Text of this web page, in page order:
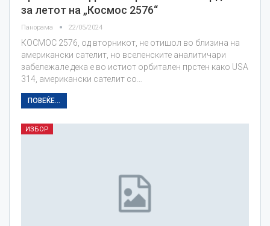
за летот на „Космос 2576“
Панорама 22/05/2024
КОСМОС 2576, од вторникот, не отишол во близина на
американски сателит, но вселенските аналитичари
забележале дека е во истиот орбитален прстен како USA
314, американски сателит со…
ПОВЕЌЕ...
ИЗБОР